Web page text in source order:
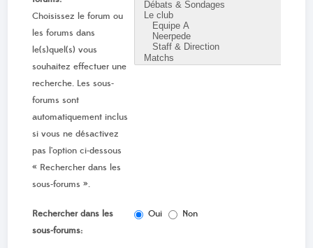
Choisissez le forum ou
les forums dans
le(s)quel(s) vous
souhaitez effectuer une
recherche. Les sous-
forums sont
automatiquement inclus
si vous ne désactivez
pas l’option ci-dessous
« Rechercher dans les
sous-forums ».
Rechercher dans les
sous-forums:
Oui Non